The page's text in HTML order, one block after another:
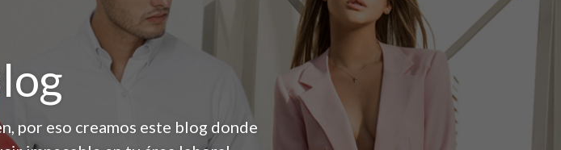
por eso creamos este blog donde